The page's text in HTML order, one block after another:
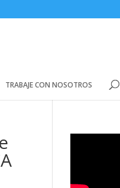
TRABAJE CON NOSOTROS